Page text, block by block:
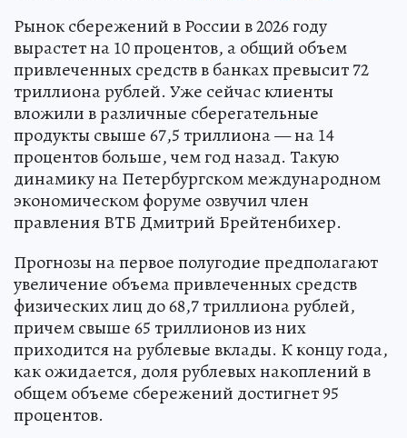
Рынок сбережений в России в 2026 году
вырастет на 10 процентов, а общий объем
привлеченных средств в банках превысит 72
триллиона рублей. Уже сейчас клиенты
вложили в различные сберегательные
продукты свыше 67,5 триллиона — на 14
процентов больше, чем год назад. Такую
динамику на Петербургском международном
экономическом форуме озвучил член
правления ВТБ Дмитрий Брейтенбихер.
Прогнозы на первое полугодие предполагают
увеличение объема привлеченных средств
физических лиц до 68,7 триллиона рублей,
причем свыше 65 триллионов из них
приходится на рублевые вклады. К концу года,
как ожидается, доля рублевых накоплений в
общем объеме сбережений достигнет 95
процентов.